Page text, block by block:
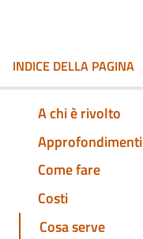
INDICE DELLA PAGINA
A chi è rivolto
Approfondimenti
Come fare
Costi
Cosa serve